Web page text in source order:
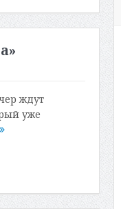
ждут
уже